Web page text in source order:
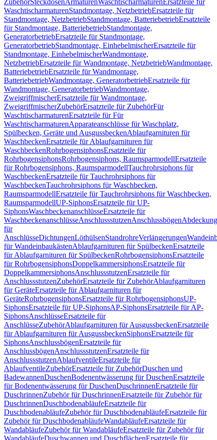
ZubehörSteckdosenArmaturenWaschtischarmaturen Ersatzteile für
WaschtischarmaturenStandmontage, NetzbetriebErsatzteile für
Standmontage, NetzbetriebStandmontage, BatteriebetriebErsatzteile
für Standmontage, BatteriebetriebStandmontage,
GeneratorbetriebErsatzteile für Standmontage,
GeneratorbetriebStandmontage, EinhebelmischerErsatzteile für
Standmontage, EinhebelmischerWandmontage,
NetzbetriebErsatzteile für Wandmontage, NetzbetriebWandmontage,
BatteriebetriebErsatzteile für Wandmontage,
BatteriebetriebWandmontage, GeneratorbetriebErsatzteile für
Wandmontage, GeneratorbetriebWandmontage,
ZweigriffmischerErsatzteile für Wandmontage,
ZweigriffmischerZubehörErsatzteile für ZubehörFür
WaschtischarmaturenErsatzteile für Für
WaschtischarmaturenApparateanschlüsse für Waschplatz,
Spülbecken, Geräte und AusgussbeckenAblaufgarnituren für
WaschbeckenErsatzteile für Ablaufgarnituren für
WaschbeckenRohrbogensiphonsErsatzteile für
RohrbogensiphonsRohrbogensiphons, RaumsparmodellErsatzteile
für Rohrbogensiphons, RaumsparmodellTauchrohrsiphons für
WaschbeckenErsatzteile für Tauchrohrsiphons für
WaschbeckenTauchrohrsiphons für Waschbecken,
RaumsparmodellErsatzteile für Tauchrohrsiphons für Waschbecken,
RaumsparmodellUP-SiphonsErsatzteile für UP-
SiphonsWaschbeckenanschlüsseErsatzteile für
WaschbeckenanschlüsseAnschlussstutzenAnschlussbögen
für
AnschlüsseDichtungenLöthülsenStandrohreVerlängerungen
für WandeinbaukästenAblaufgarnituren für SpülbeckenErsatzteile
für Ablaufgarnituren für SpülbeckenRohrbogensiphonsErsatzteile
für RohrbogensiphonsDoppelkammersiphonsErsatzteile für
DoppelkammersiphonsAnschlussstutzenErsatzteile für
AnschlussstutzenZubehörErsatzteile für ZubehörAblaufgarnituren
für GeräteErsatzteile für Ablaufgarnituren für
GeräteRohrbogensiphonsErsatzteile für RohrbogensiphonsUP-
SiphonsErsatzteile für UP-SiphonsAP-SiphonsErsatzteile für AP-
SiphonsAnschlüsseErsatzteile für
AnschlüsseZubehörAblaufgarnituren für AusgussbeckenErsatzteile
für Ablaufgarnituren für AusgussbeckenSiphonsErsatzteile für
SiphonsAnschlussbögenErsatzteile für
AnschlussbögenAnschlussstutzenErsatzteile für
AnschlussstutzenAblaufventileErsatzteile für
AblaufventileZubehörErsatzteile für ZubehörDuschen und
BadewannenDuschenBodenentwässerung für DuschenErsatzteile
für Bodenentwässerung für DuschenDuschrinnenErsatzteile für
DuschrinnenZubehör für DuschrinnenErsatzteile für Zubehör für
DuschrinnenDuschbodenabläufeErsatzteile für
DuschbodenabläufeZubehör für DuschbodenabläufeErsatzteile für
Zubehör für DuschbodenabläufeWandabläufeErsatzteile für
WandabläufeZubehör für WandabläufeErsatzteile für Zubehör für
WandabläufeDuschwannen und DuschflächenErsatzteile für